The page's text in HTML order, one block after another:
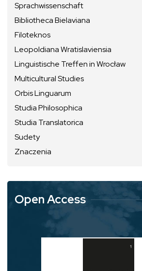
Sprachwissenschaft
Bibliotheca Bielaviana
Filoteknos
Leopoldiana Wratislaviensia
Linguistische Treffen in Wrocław
Multicultural Studies
Orbis Linguarum
Studia Philosophica
Studia Translatorica
Sudety
Znaczenia
Open Access